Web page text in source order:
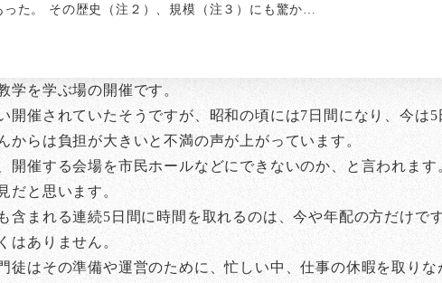
た。 その歴史（注２）、規模（注３）にも驚か…
学を学ぶ場の開催です。
開催されていたそうですが、昭和の頃には7日間になり、今は5
からは負担が大きいと不満の声が上がっています。
開催する会場を市民ホールなどにできないのか、と言われます
だと思います。
含まれる連続5日間に時間を取れるのは、今や年配の方だけで
はありません。
徒はその準備や運営のために、忙しい中、仕事の休暇を取りな